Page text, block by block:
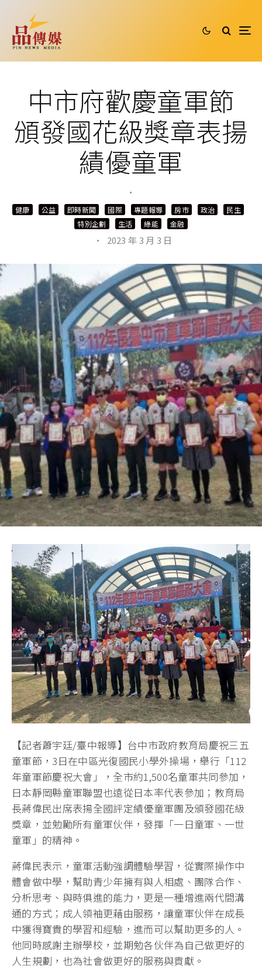
中市府歡慶童軍節
頒發國花級獎章表揚
績優童軍
·
健康 公益 即時新聞 國際 專題報導 房市 政治
民生
特別企劃
生活 綠能 金融
· 2023 年 3 月 3 日
【記者蕭宇廷/臺中報導】台中市政府教育局慶祝三五
童軍節，3日在中區光復國民小學外操場，舉行「112
年童軍節慶祝大會」，全市約1,500名童軍共同參加，
日本靜岡縣童軍聯盟也遠從日本率代表參加；教育局
長蔣偉民出席表揚全國評定績優童軍團及頒發國花級
獎章，並勉勵所有童軍伙伴，發揮「一日童軍、一世
童軍」的精神。
蔣偉民表示，童軍活動強調體驗學習，從實際操作中
體會做中學，幫助青少年擁有與人相處、團隊合作、
分析思考、與時俱進的能力，更是一種增進兩代間溝
通的方式；成人領袖更藉由服務，讓童軍伙伴在成長
中獲得寶貴的學習和經驗，進而可以幫助更多的人。
他同時感謝主辦學校，並期勉各伙伴為自己做更好的
人生規劃，也為社會做更好的服務與貢獻。